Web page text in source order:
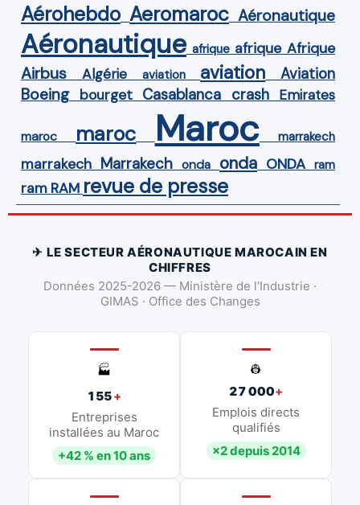
Aérohebdo Aeromaroc Aéronautique
Aéronautique afrique afrique Afrique
Airbus Algérie aviation aviation Aviation
Boeing bourget Casablanca crash Emirates
maroc maroc Maroc marrakech
marrakech Marrakech onda onda ONDA ram
ram RAM revue de presse
✈ LE SECTEUR AÉRONAUTIQUE MAROCAIN EN
CHIFFRES
Données 2025-2026 — Ministère de l'Industrie ·
GIMAS · Office des Changes
🏭
155+
Entreprises
installées au Maroc
+42 % en 10 ans
👷
27 000+
Emplois directs
qualifiés
×2 depuis 2014